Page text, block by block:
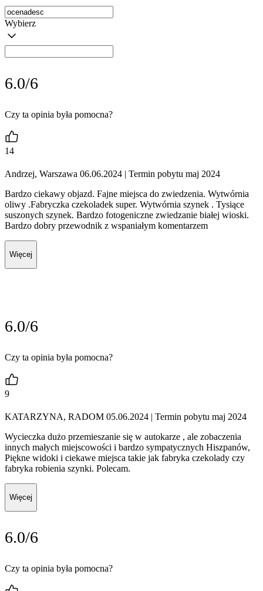
Wybierz
6.0/6
Czy ta opinia była pomocna?
14
Andrzej, Warszawa 06.06.2024 | Termin pobytu maj 2024
Bardzo ciekawy objazd. Fajne miejsca do zwiedzenia. Wytwórnia
oliwy .Fabryczka czekoladek super. Wytwórnia szynek . Tysiące
suszonych szynek. Bardzo fotogeniczne zwiedzanie białej wioski.
Bardzo dobry przewodnik z wspaniałym komentarzem
Więcej
6.0/6
Czy ta opinia była pomocna?
9
KATARZYNA, RADOM 05.06.2024 | Termin pobytu maj 2024
Wycieczka dużo przemieszanie się w autokarze , ale zobaczenia
innych małych miejscowości i bardzo sympatycznych Hiszpanów,
Piękne widoki i ciekawe miejsca takie jak fabryka czekolady czy
fabryka robienia szynki. Polecam.
Więcej
6.0/6
Czy ta opinia była pomocna?